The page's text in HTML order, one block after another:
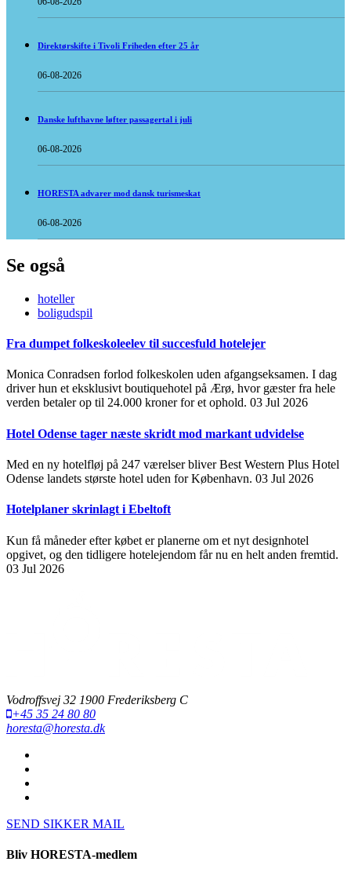
Direktørskifte i Tivoli Friheden efter 25 år
06-08-2026
Danske lufthavne løfter passagertal i juli
06-08-2026
HORESTA advarer mod dansk turismeskat
06-08-2026
Se også
hoteller
boligudspil
Fra dumpet folkeskoleelev til succesfuld hotelejer
Monica Conradsen forlod folkeskolen uden afgangseksamen. I dag
driver hun et eksklusivt boutiquehotel på Ærø, hvor gæster fra hele
verden betaler op til 24.000 kroner for et ophold. 03 Jul 2026
Hotel Odense tager næste skridt mod markant udvidelse
Med en ny hotelfløj på 247 værelser bliver Best Western Plus Hotel
Odense landets største hotel uden for København. 03 Jul 2026
Hotelplaner skrinlagt i Ebeltoft
Kun få måneder efter købet er planerne om et nyt designhotel
opgivet, og den tidligere hotelejendom får nu en helt anden fremtid.
03 Jul 2026
Vodroffsvej 32 1900 Frederiksberg C
+45 35 24 80 80
horesta@horesta.dk
SEND SIKKER MAIL
Bliv HORESTA-medlem